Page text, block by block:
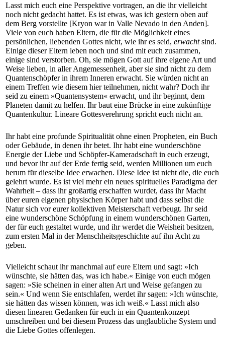
Lasst mich euch eine Perspektive vortragen, an die ihr vielleicht
noch nicht gedacht hattet. Es ist etwas, was ich gestern oben auf
dem Berg vorstellte [Kryon war in Valle Nevado in den Anden].
Viele von euch haben Eltern, die für die Möglichkeit eines
persönlichen, liebenden Gottes nicht, wie ihr es seid, erwachtsind.
Einige dieser Eltern leben noch und sind mit euch zusammen,
einige sind verstorben. Oh, sie mögen Gott auf ihre eigene Art und
Weise lieben, in aller Angemessenheit, aber sie sind nicht zu dem
Quantenschöpfer in ihrem Inneren erwacht. Sie würden nicht an
einem Treffen wie diesem hier teilnehmen, nicht wahr? Doch ihr
seid zu einem »Quantensystem« erwacht, und ihr beginnt, dem
Planeten damit zu helfen. Ihr baut eine Brücke in eine zukünftige
Quantenkultur. Lineare Gottesverehrung spricht euch nicht an.
Ihr habt eine profunde Spiritualität ohne einen Propheten, ein Buch
oder Gebäude, in denen ihr betet. Ihr habt eine wunderschöne
Energie der Liebe und Schöpfer-Kameradschaft in euch erzeugt,
und bevor ihr auf der Erde fertig seid, werden Millionen um euch
herum für dieselbe Idee erwachen. Diese Idee ist nicht die, die euch
gelehrt wurde. Es ist viel mehr ein neues spirituelles Paradigma der
Wahrheit – dass ihr großartig erschaffen wurdet, dass ihr Macht
über euren eigenen physischen Körper habt und dass selbst die
Natur sich vor eurer kollektiven Meisterschaft verbeugt. Ihr seid
eine wunderschöne Schöpfung in einem wunderschönen Garten,
der für euch gestaltet wurde, und ihr werdet die Weisheit besitzen,
zum ersten Mal in der Menschheitsgeschichte auf ihn Acht zu
geben.
Vielleicht schaut ihr manchmal auf eure Eltern und sagt: »Ich
wünschte, sie hätten das, was ich habe.« Einige von euch mögen
sagen: »Sie scheinen in einer alten Art und Weise gefangen zu
sein.« Und wenn Sie entschlafen, werdet ihr sagen: »Ich wünschte,
sie hätten das wissen können, was ich weiß.« Lasst mich also
diesen linearen Gedanken für euch in ein Quantenkonzept
umschreiben und bei diesem Prozess das unglaubliche System und
die Liebe Gottes offenlegen.